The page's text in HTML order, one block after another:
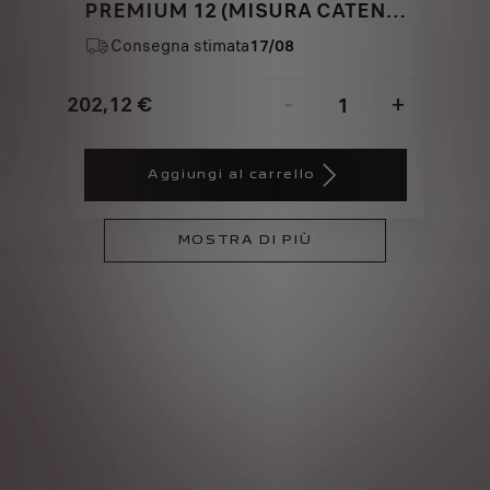
PREMIUM 12 (MISURA CATENA
106)Consegna stimata17/08
202,12 €
Price
- +
Quantity
Aggiungi al carrello
MOSTRA DI PIÙ